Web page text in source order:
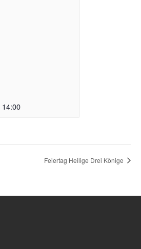
14:00
Feiertag Heilige Drei Könige